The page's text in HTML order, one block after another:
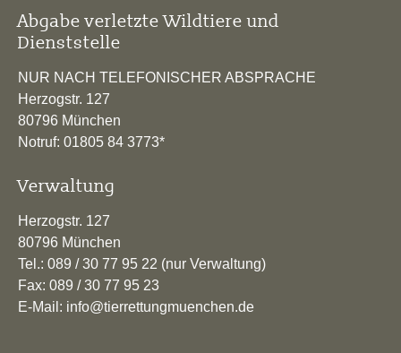
Abgabe verletzte Wildtiere und
Dienststelle
NUR NACH TELEFONISCHER ABSPRACHE
Herzogstr. 127
80796 München
Notruf: 01805 84 3773*
Verwaltung
Herzogstr. 127
80796 München
Tel.: 089 / 30 77 95 22 (nur Verwaltung)
Fax: 089 / 30 77 95 23
E-Mail: info@tierrettungmuenchen.de